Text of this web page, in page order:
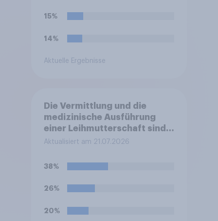
15%
14%
Aktuelle Ergebnisse
Die Vermittlung und die
medizinische Ausführung
einer Leihmutterschaft sind
in Deutschland anders als in
verboten. Wie stehen Sie zu
diesem Verbot?
Aktualisiert am 21.07.2026
38%
26%
20%